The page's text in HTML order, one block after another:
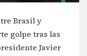
Brasil y
golpe tras las
Javier